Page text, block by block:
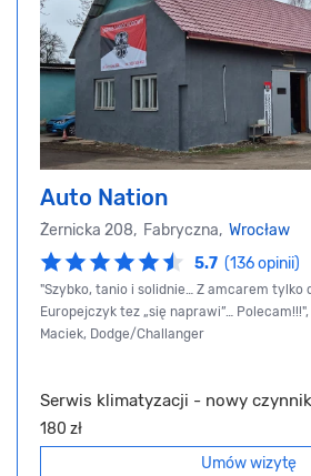
Auto Nation
Żernicka 208, Fabryczna, Wrocław
5.7 (136 opinii)
"Szybko, tanio i solidnie… Z amcarem tylko
Europejczyk tez „się naprawi”… Polecam!!!",
Maciek, Dodge/Challanger
Serwis klimatyzacji - nowy
180 zł
Umów wizytę